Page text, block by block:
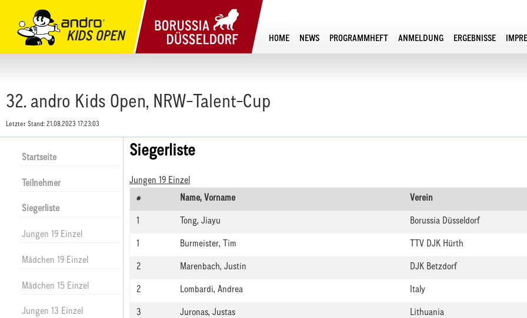
HOME NEWS PROGRAMMHEFT ANMELDUNG ERGEBNISSE
32. andro Kids Open, NRW-Talent-Cup
Letzter Stand: 21.08.2023 17:23:03
Startseite
Teilnehmer
Siegerliste
Jungen 19 Einzel
Mädchen 19 Einzel
Mädchen 15 Einzel
Jungen 13 Einzel
Siegerliste
Jungen 19 Einzel
#
Name, Vorname Verein
1 Tong, Jiayu Borussia Düsseldorf
1 Burmeister, Tim TTV DJK Hürth
2 Marenbach, Justin DJK Betzdorf
2 Lombardi, Andrea Italy
3 Juronas, Justas Lithuania